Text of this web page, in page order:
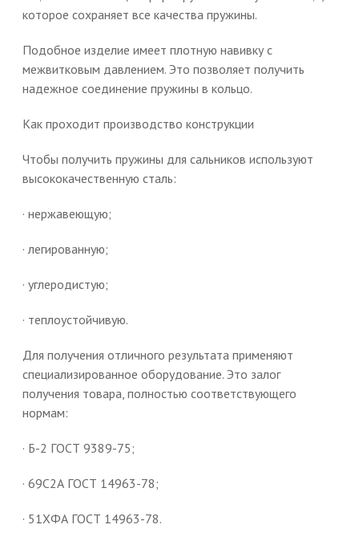
которое сохраняет все качества пружины.
Подобное изделие имеет плотную навивку с
межвитковым давлением. Это позволяет получить
надежное соединение пружины в кольцо.
Как проходит производство конструкции
Чтобы получить пружины для сальников используют
высококачественную сталь:
· нержавеющую;
· легированную;
· углеродистую;
· теплоустойчивую.
Для получения отличного результата применяют
специализированное оборудование. Это залог
получения товара, полностью соответствующего
нормам:
· Б-2 ГОСТ 9389-75;
· 69С2А ГОСТ 14963-78;
· 51ХФА ГОСТ 14963-78.